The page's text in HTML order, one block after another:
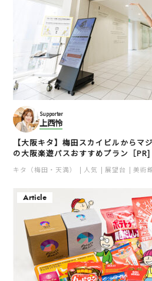
Supporter
上西怜
【大阪キタ】梅田スカイビルからマ
の大阪楽遊パスおすすめプラン［PR]
キタ（梅田・天満） 人気 展望台 美術
Article